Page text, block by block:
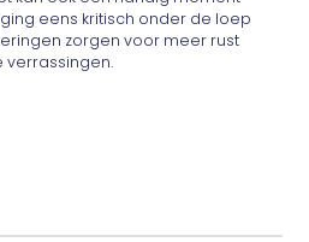
eens kritisch onder de loep
zorgen voor meer rust
verrassingen.